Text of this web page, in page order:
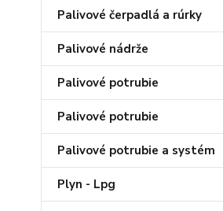
Palivové čerpadlá a rúrky
Palivové nádrže
Palivové potrubie
Palivové potrubie
Palivové potrubie a systém
Plyn - Lpg